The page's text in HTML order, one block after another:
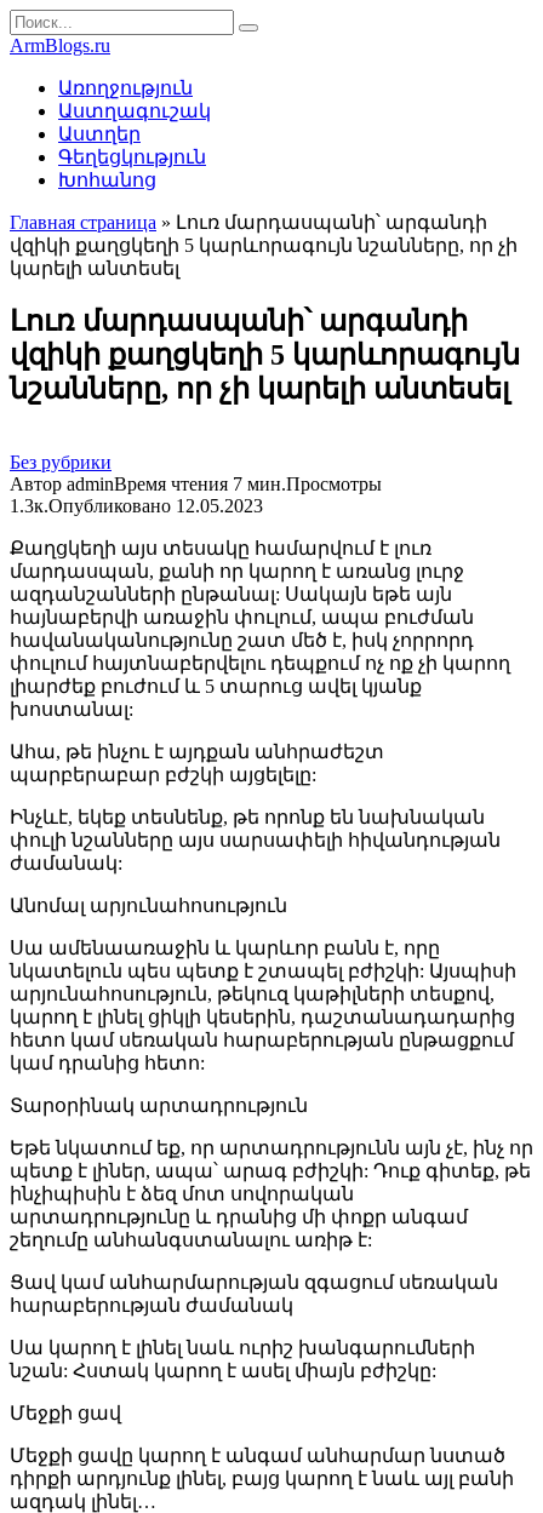
Перейти
к
контенту
Search
for:
ArmBlogs.ru
Առողջություն
Աստղագուշակ
Աստղեր
Գեղեցկություն
Խոհանոց
Главная страница » Լուռ մարդասպանի՝ արգանդի
վզիկի քաղցկեղի 5 կարևորագույն նշանները, որ չի
կարելի անտեսել
Լուռ մարդասպանի՝ արգանդի
վզիկի քաղցկեղի 5 կարևորագույն
նշանները, որ չի կարելի անտեսել
Без рубрики
Автор adminВремя чтения 7 мин.Просмотры
1.3к.Опубликовано 12.05.2023
Քաղցկեղի այս տեսակը համարվում է լուռ
մարդասպան, քանի որ կարող է առանց լուրջ
ազդանշանների ընթանալ: Սակայն եթե այն
հայնաբերվի առաջին փուլում, ապա բուժման
հավանականությունը շատ մեծ է, իսկ չորրորդ
փուլում հայտնաբերվելու դեպքում ոչ ոք չի կարող
լիարժեք բուժում և 5 տարուց ավել կյանք
խոստանալ:
Ահա, թե ինչու է այդքան անհրաժեշտ
պարբերաբար բժշկի այցելելը:
Ինչևէ, եկեք տեսնենք, թե որոնք են նախնական
փուլի նշանները այս սարսափելի հիվանդության
ժամանակ:
Անոմալ արյունահոսություն
Սա ամենաառաջին և կարևոր բանն է, որը
նկատելուն պես պետք է շտապել բժիշկի: Այսպիսի
արյունահոսություն, թեկուզ կաթիլների տեսքով,
կարող է լինել ցիկլի կեսերին, դաշտանադադարից
հետո կամ սեռական հարաբերության ընթացքում
կամ դրանից հետո:
Տարօրինակ արտադրություն
Եթե նկատում եք, որ արտադրությունն այն չէ, ինչ որ
պետք է լիներ, ապա՝ արագ բժիշկի: Դուք գիտեք, թե
ինչիպիսին է ձեզ մոտ սովորական
արտադրությունը և դրանից մի փոքր անգամ
շեղումը անհանգստանալու առիթ է:
Ցավ կամ անհարմարության զգացում սեռական
հարաբերության ժամանակ
Սա կարող է լինել նաև ուրիշ խանգարումների
նշան: Հստակ կարող է ասել միայն բժիշկը:
Մեջքի ցավ
Մեջքի ցավը կարող է անգամ անհարմար նստած
դիրքի արդյունք լինել, բայց կարող է նաև այլ բանի
ազդակ լինել…